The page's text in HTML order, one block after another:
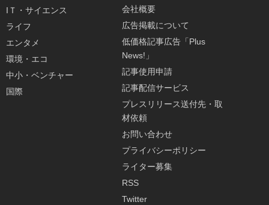
IＴ・サイエンス
ライフ
エンタメ
環境・エコ
中小・ベンチャー
国際
会社概要
広告掲載について
低価格記事広告「Plus
News!」
記事使用申請
記事配信サービス
プレスリリース送付先・取
材依頼
お問い合わせ
プライバシーポリシー
ライター募集
RSS
Twitter